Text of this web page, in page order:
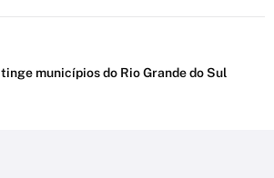
municípios do Rio Grande do Sul